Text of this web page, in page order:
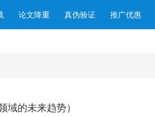
论文降重 真伪验证 推广优惠
的未来趋势）